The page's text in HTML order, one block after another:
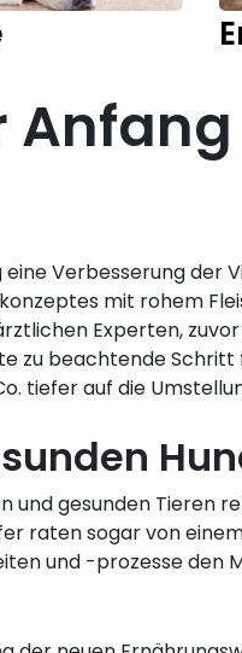
Verbesserung der
mit rohem
Experten,
zu beachtende
tiefer auf die
und gesunden Tieren
raten sogar von
und -prozesse den